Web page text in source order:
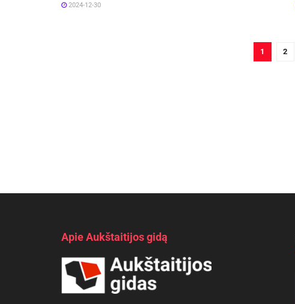
2024-12-30
1 2
Apie Aukštaitijos gidą